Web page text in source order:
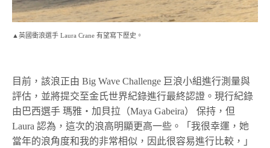
▲英國衝浪選手 Laura Crane 有望寫下歷史。
目前，該浪正由 Big Wave Challenge 巨浪小組進行測量與
評估，並將提交至金氏世界紀錄進行最終認證。現行紀錄
由巴西選手 瑪雅・加貝拉（Maya Gabeira） 保持，但
Laura 認為，這次的浪高明顯更高一些。「我很幸運，她
當年的浪角度和我的非常相似，因此很容易進行比較，」